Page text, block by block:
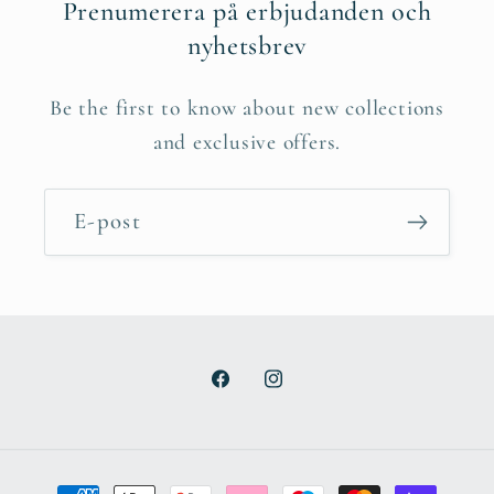
Prenumerera på erbjudanden och
nyhetsbrev
Be the first to know about new collections
and exclusive offers.
E-post
FacebookInstagram
Betalningsmetoder